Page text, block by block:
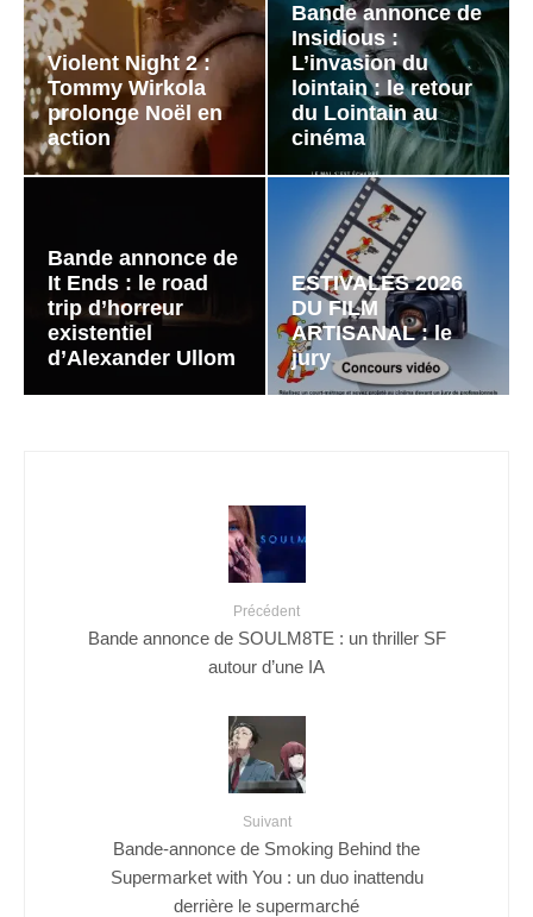
Violent Night 2 :
Tommy Wirkola
prolonge Noël en
action
Bande annonce de
Insidious :
L’invasion du
lointain : le retour
du Lointain au
cinéma
Bande annonce de
It Ends : le road
trip d’horreur
existentiel
d’Alexander Ullom
ESTIVALES 2026
DU FILM
ARTISANAL : le
jury
Précédent
Bande annonce de SOULM8TE : un thriller SF
autour d’une IA
Suivant
Bande-annonce de Smoking Behind the
Supermarket with You : un duo inattendu
derrière le supermarché